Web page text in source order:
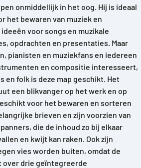
onmiddellijk in het oog. Hij is ideaal
het bewaren van muziek en
voor songs en muzikale
opdrachten en presentaties. Maar
pianisten en muziekfans en iedereen
en compositie interesseert,
en folk is deze map geschikt. Het
een blikvanger op het werk en op
voor het bewaren en sorteren
brieven en zijn voorzien van
die de inhoud zo bij elkaar
en kwijt kan raken. Ook zijn
vies worden buiten, omdat de
over drie geïntegreerde